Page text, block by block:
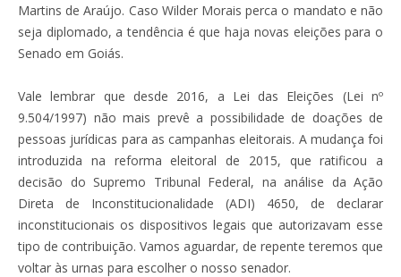
Martins de Araújo. Caso Wilder Morais perca o mandato e não
seja diplomado, a tendência é que haja novas eleições para o
Senado em Goiás.
Vale lembrar que desde 2016, a Lei das Eleições (Lei nº
9.504/1997) não mais prevê a possibilidade de doações de
pessoas jurídicas para as campanhas eleitorais. A mudança foi
introduzida na reforma eleitoral de 2015, que ratificou a
decisão do Supremo Tribunal Federal, na análise da Ação
Direta de Inconstitucionalidade (ADI) 4650, de declarar
inconstitucionais os dispositivos legais que autorizavam esse
tipo de contribuição. Vamos aguardar, de repente teremos que
voltar às urnas para escolher o nosso senador.